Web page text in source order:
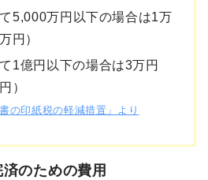
5,000万円以下の場合は1万
円）
1億円以下の場合は3万円
）
の印紙税の軽減措置」より
のための費用